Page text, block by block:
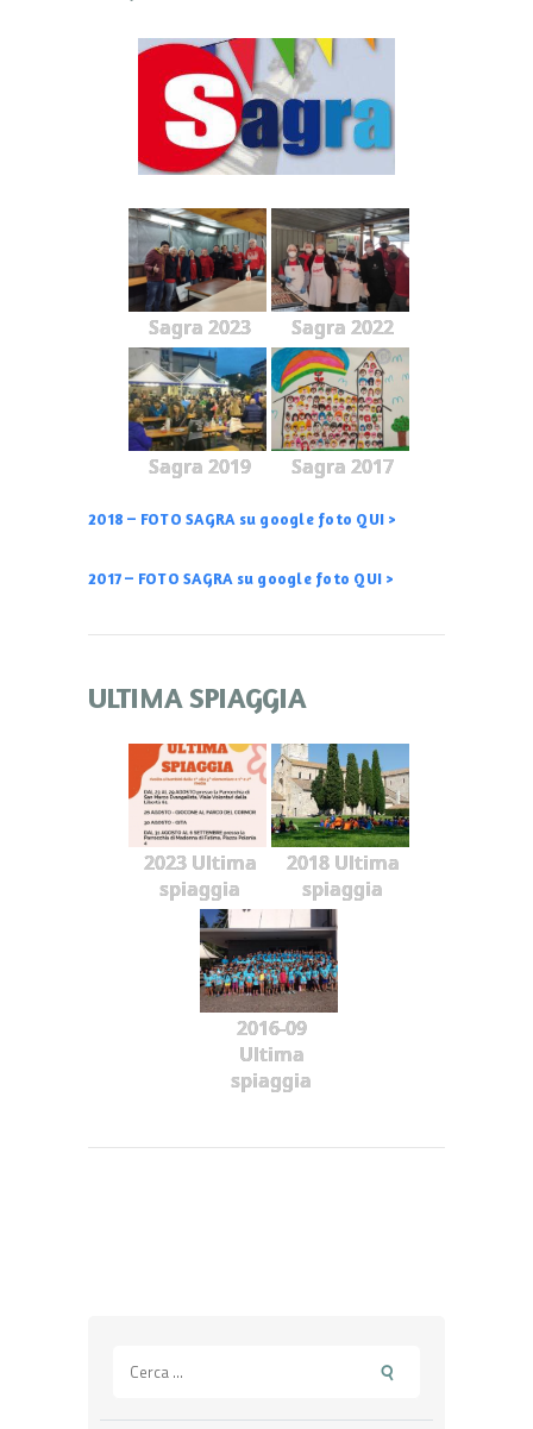
Sagra 2023 Sagra 2022
Sagra 2019 Sagra 2017
2018 – FOTO SAGRA su google foto QUI >
2017 – FOTO SAGRA su google foto QUI >
ULTIMA SPIAGGIA
2023 Ultima
spiaggia
2018 Ultima
spiaggia
2016-09
Ultima
spiaggia
per: